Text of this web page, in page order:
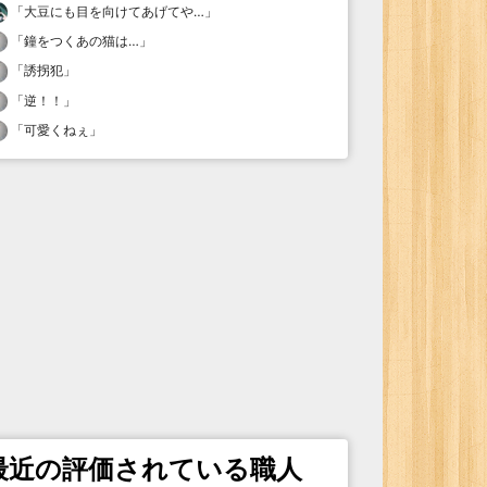
「大豆にも目を向けてあげてや… 」
「鐘をつくあの猫は… 」
「誘拐犯 」
「逆！！ 」
「可愛くねぇ 」
近の評価されている職人